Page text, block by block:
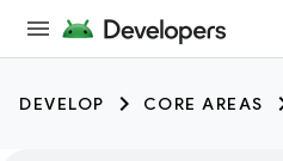
DEVELOP CORE AREAS